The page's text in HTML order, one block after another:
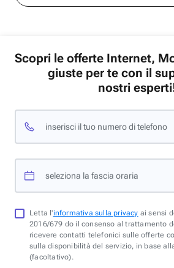
Scopri le offerte Internet,
giuste per te con il
nostri
inserisci il tuo numero di telefono
seleziona la fascia oraria
Letta l'informativa sulla privacy ai sensi
2016/679 do il consenso al trattamento
ricevere contatti telefonici sulle offerte
sulla disponibilità del servizio, in base
(facoltativo).